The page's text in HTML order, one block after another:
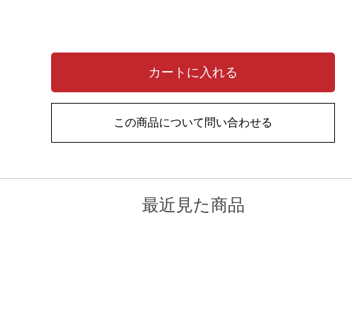
カートに入れる
この商品について問い合わせる
最近見た商品